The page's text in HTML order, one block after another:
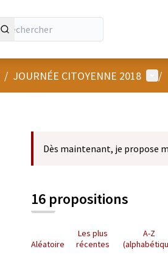
/ JOURNÉE CITOYENNE 2018 /
Dès maintenant, je propose
16 propositions
Aléatoire
Les plus
récentes
A-Z